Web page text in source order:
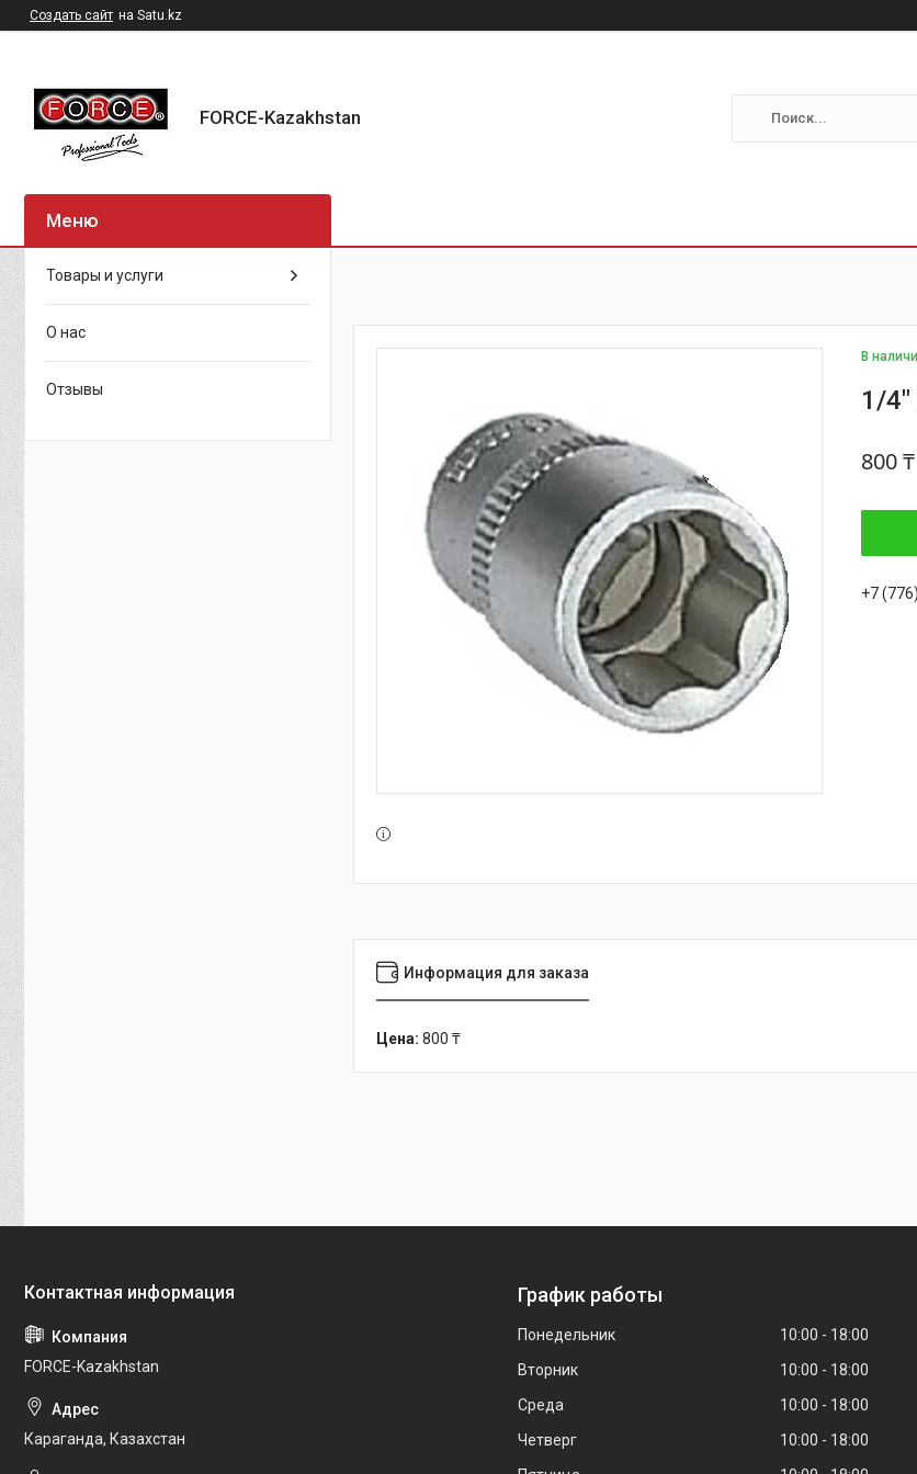
Создать сайт на Satu.kz
FORCE-Kazakhstan
В
1/
800 ₸
+7
Информация для заказа
Цена: 800 ₸
Товары и услуги
О нас
Отзывы
FORCE-Kazakhstan
Караганда, Казахстан
График работы
Понедельник 10:00
18:00
Вторник
10:00
18:00
Среда
10:00
18:00
Четверг
10:00
18:00